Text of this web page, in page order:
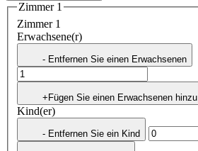
Zimmer 1
Zimmer 1
Erwachsene(r)
- Entfernen Sie einen Erwachsenen
+Fügen Sie einen Erwachsenen hinzu
Kind(er)
- Entfernen Sie ein Kind